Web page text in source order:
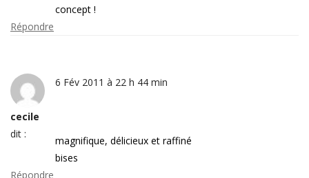
concept !
Répondre
cecile
dit :
6 Fév 2011 à 22 h 44 min
magnifique, délicieux et raffiné
bises
Répondre